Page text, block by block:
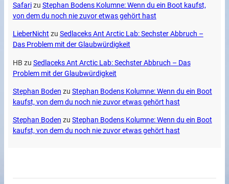
Safarizu Stephan Bodens Kolumne: Wenn du ein Boot kaufst,
von dem du noch nie zuvor etwas gehört hast
LieberNicht zu Sedlaceks Ant Arctic Lab: Sechster Abbruch –
Das Problem mit der Glaubwürdigkeit
HB zu Sedlaceks Ant Arctic Lab: Sechster Abbruch – Das
Problem mit der Glaubwürdigkeit
Stephan Boden zu Stephan Bodens Kolumne: Wenn du ein Boot
kaufst, von dem du noch nie zuvor etwas gehört hast
Stephan Boden zu Stephan Bodens Kolumne: Wenn du ein Boot
kaufst, von dem du noch nie zuvor etwas gehört hast